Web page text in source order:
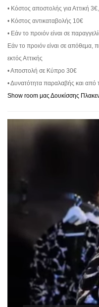
• Κόστος αποστολής για Αττική
• Κόστος αντικαταβολής 10€
• Εάν το προιόν είναι σε
Εάν το προιόν είναι σε απόθεμα,
εκτός Αττικής
• Αποστολή σε Κύπρο 30€
• Δυνατότητα παραλαβής και από
Show room μας Δουκίσσης